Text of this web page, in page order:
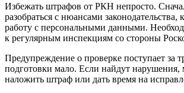
Избежать штрафов от РКН непросто.
разобраться с нюансами
работу с персональными данными.
к регулярным инспекциям со стороны
Предупреждение о проверке поступает за
подготовки мало. Если найдут нарушения,
наложить штраф или дать время на